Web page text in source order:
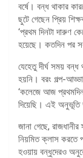
বর্ষে। বন্ধ থাকার
ছুটে গেছেন প্রিয়
‘প্রথম দিনটা দারুণ
হয়েছে। কতদিন পর
যেহেতু দীর্ঘ সময় বন্ধ
হয়নি। বরং গল্প-
‘কলেজে আজ
দিয়েছি। এই অনুভূতি
জানা গেছে,
নিয়মিত ক্লাস করতে
হওয়ায় বন্ধুদেরও